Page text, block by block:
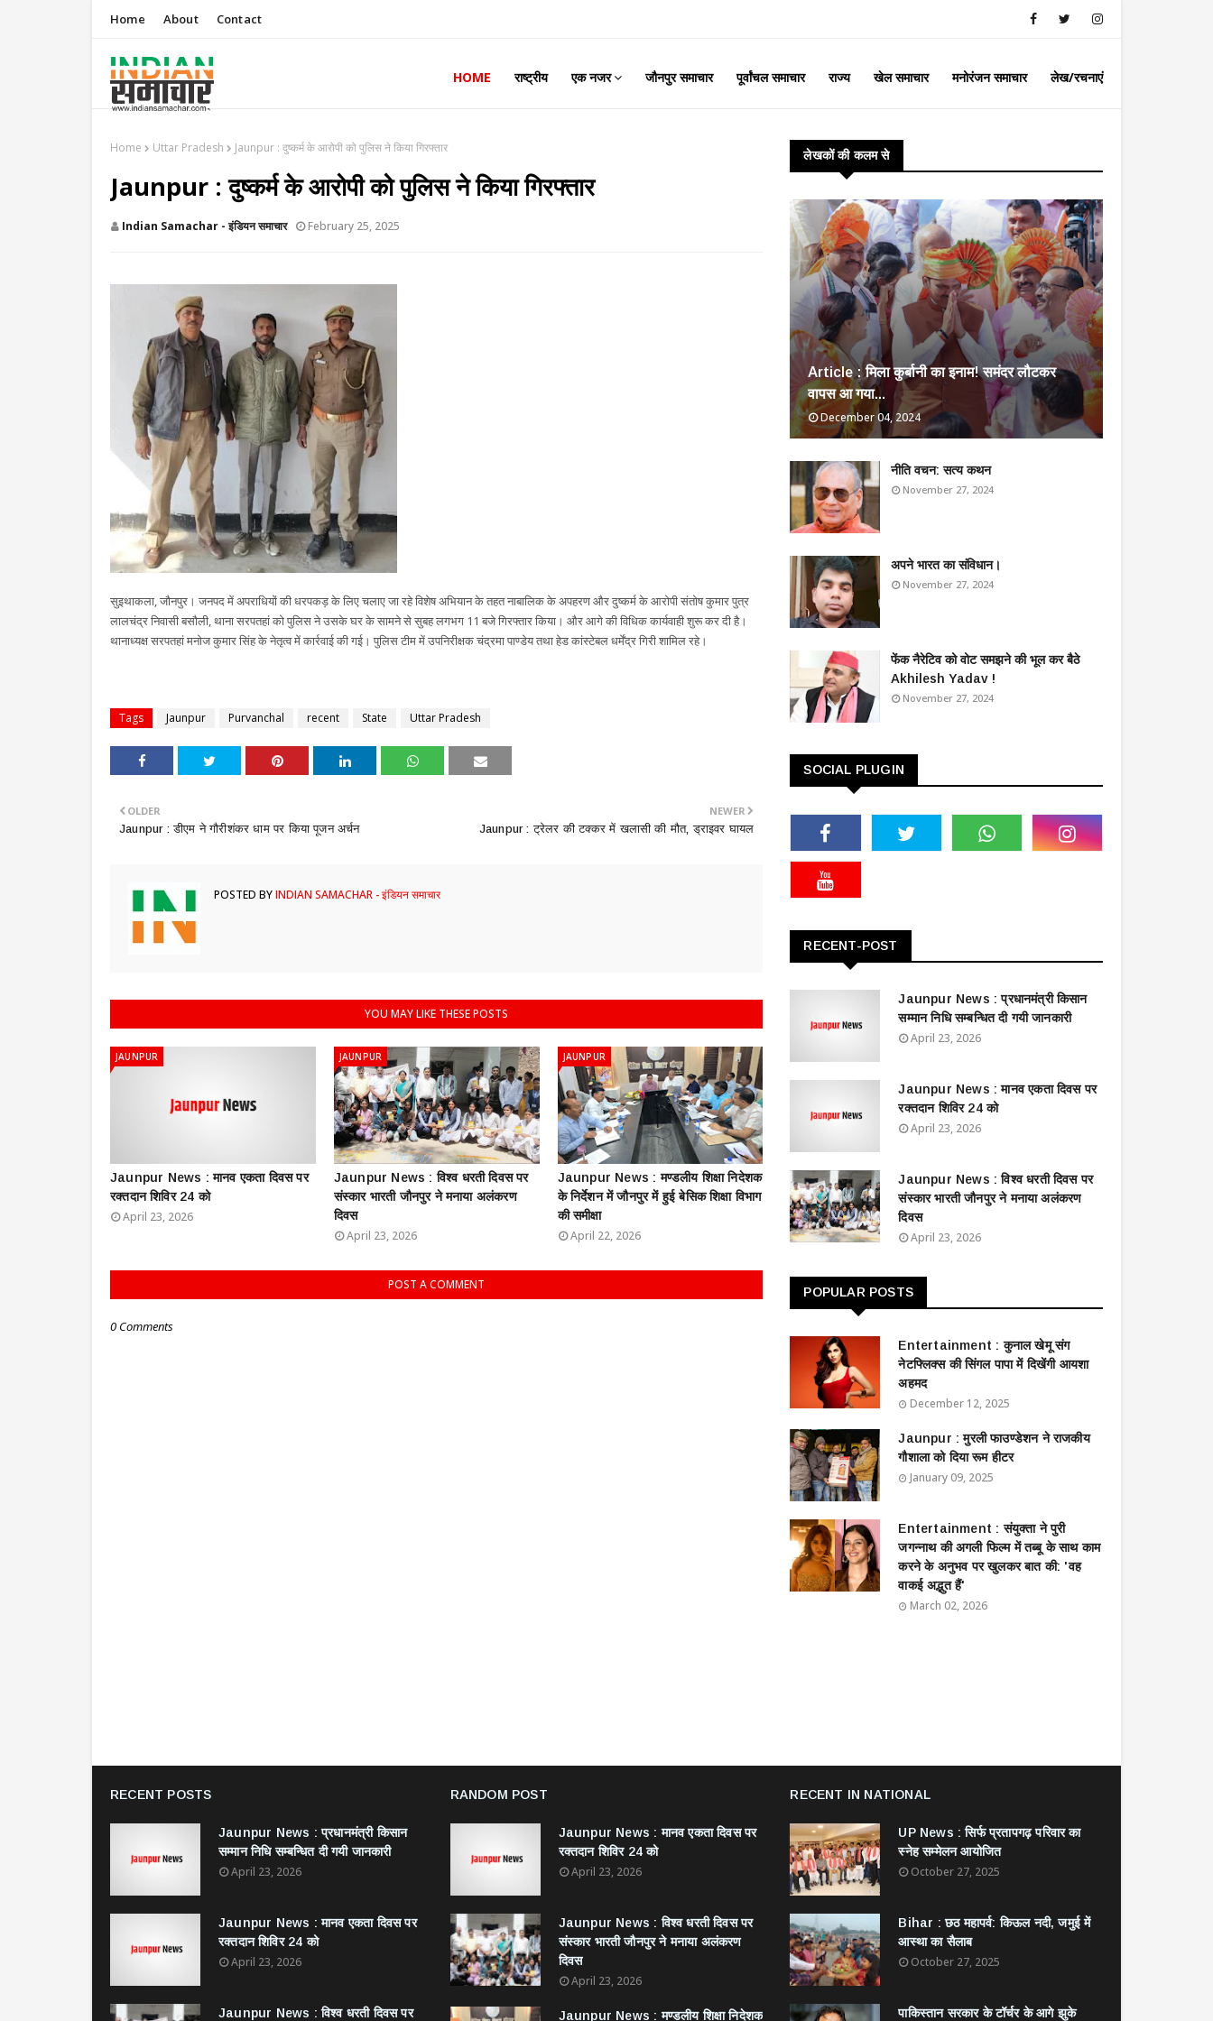
Home About Contact
HOME राष्ट्रीय एक नजर जौनपुर समाचार पूर्वांचल समाचार राज्य खेल समाचार मनोरंजन समाचार लेख/रचनाएं
Home Uttar Pradesh Jaunpur : ​दुष्कर्म के आरोपी को पुलिस ने किया गिरफ्तार
Jaunpur : ​दुष्कर्म के आरोपी को पुलिस ने किया गिरफ्तार
Indian Samachar - इंडियन समाचार February 25, 2025
सुइथाकला, जौनपुर। जनपद में अपराधियों की धरपकड़ के लिए चलाए जा रहे विशेष अभियान के तहत नाबालिक के अपहरण और दुष्कर्म के आरोपी संतोष कुमार पुत्र
लालचंद्र निवासी बसौली, थाना सरपतहां को पुलिस ने उसके घर के सामने से सुबह लगभग 11 बजे गिरफ्तार किया। और आगे की विधिक कार्यवाही शुरू कर दी है।
थानाध्यक्ष सरपतहां मनोज कुमार सिंह के नेतृत्व में कार्रवाई की गई। पुलिस टीम में उपनिरीक्षक चंद्रमा पाण्डेय तथा हेड कांस्टेबल धर्मेंद्र गिरी शामिल रहे।
Tags Jaunpur Purvanchal recent State Uttar Pradesh
NEWER
Jaunpur : ​ट्रेलर की टक्कर में खलासी की मौत, ड्राइवर घायल
OLDER
Jaunpur : ​डीएम ने गौरीशंकर धाम पर किया पूजन अर्चन
POSTED BYINDIAN SAMACHAR - इंडियन समाचार
YOU MAY LIKE THESE POSTS
JAUNPUR
Jaunpur News : ​मानव एकता दिवस पर
रक्तदान शिविर 24 को
April 23, 2026
JAUNPUR
Jaunpur News : विश्व धरती दिवस पर
संस्कार भारती जौनपुर ने मनाया अलंकरण
दिवस
April 23, 2026
JAUNPUR
Jaunpur News : ​मण्डलीय शिक्षा निदेशक
के निर्देशन में जौनपुर में हुई बेसिक शिक्षा विभाग
की समीक्षा
April 22, 2026
POST A COMMENT
0 Comments
लेखकों की कलम से
Article : मिला कुर्बानी का इनाम! समंदर लौटकर
वापस आ गया...
December 04, 2024
​नीति वचन: सत्य कथन
November 27, 2024
अपने भारत का संविधान।
November 27, 2024
फेंक नैरेटिव को वोट समझने की भूल कर बैठे
Akhilesh Yadav !
November 27, 2024
SOCIAL PLUGIN
RECENT-POST
Jaunpur News : ​प्रधानमंत्री किसान
सम्मान निधि सम्बन्धित दी गयी जानकारी
April 23, 2026
Jaunpur News : ​मानव एकता दिवस पर
रक्तदान शिविर 24 को
April 23, 2026
Jaunpur News : विश्व धरती दिवस पर
संस्कार भारती जौनपुर ने मनाया अलंकरण
दिवस
April 23, 2026
POPULAR POSTS
Entertainment : ​​​​कुनाल खेमू संग
नेटफ्लिक्स की सिंगल पापा में दिखेंगी आयशा
अहमद
December 12, 2025
Jaunpur : ​मुरली फाउण्डेशन ने राजकीय
गौशाला को दिया रूम हीटर
January 09, 2025
Entertainment : ​संयुक्ता ने पुरी
जगन्नाथ की अगली फिल्म में तब्बू के साथ काम
करने के अनुभव पर खुलकर बात की: 'वह
वाकई अद्भुत हैं'
March 02, 2026
RECENT POSTS
Jaunpur News : ​प्रधानमंत्री किसान
सम्मान निधि सम्बन्धित दी गयी जानकारी
April 23, 2026
Jaunpur News : ​मानव एकता दिवस पर
रक्तदान शिविर 24 को
April 23, 2026
Jaunpur News : विश्व धरती दिवस पर
RANDOM POST
Jaunpur News : ​मानव एकता दिवस पर
रक्तदान शिविर 24 को
April 23, 2026
Jaunpur News : विश्व धरती दिवस पर
संस्कार भारती जौनपुर ने मनाया अलंकरण
दिवस
April 23, 2026
Jaunpur News : ​मण्डलीय शिक्षा निदेशक
RECENT IN NATIONAL
UP News : सिर्फ प्रतापगढ़ परिवार का
स्नेह सम्मेलन आयोजित
October 27, 2025
Bihar : छठ महापर्व: किऊल नदी, जमुई में
आस्था का सैलाब
October 27, 2025
​पाकिस्तान सरकार के टॉर्चर के आगे झुके